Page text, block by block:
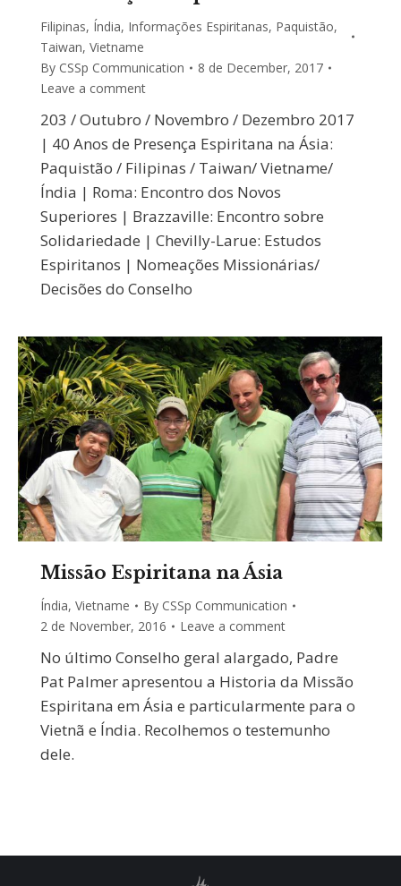
Filipinas, Índia, Informações Espiritanas, Paquistão,
Taiwan, Vietname
By CSSp Communication
8 de December, 2017
Leave a comment
203 / Outubro / Novembro / Dezembro 2017
| 40 Anos de Presença Espiritana na Ásia:
Paquistão / Filipinas / Taiwan/ Vietname/
Índia | Roma: Encontro dos Novos
Superiores | Brazzaville: Encontro sobre
Solidariedade | Chevilly-Larue: Estudos
Espiritanos | Nomeações Missionárias/
Decisões do Conselho
Missão Espiritana na Ásia
Índia, Vietname By CSSp Communication
2 de November, 2016
Leave a comment
No último Conselho geral alargado, Padre
Pat Palmer apresentou a Historia da Missão
Espiritana em Ásia e particularmente para o
Vietnã e Índia. Recolhemos o testemunho
dele.